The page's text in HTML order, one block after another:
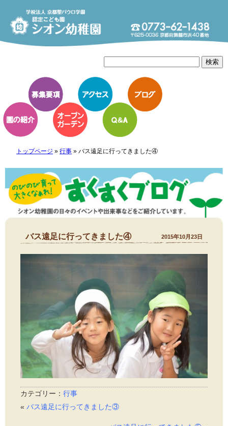
トップページ » 行事» バス遠足に行ってきました④
バス遠足に行ってきました④ 2015年10月23日
カテゴリー： 行事
« バス遠足に行ってきました③